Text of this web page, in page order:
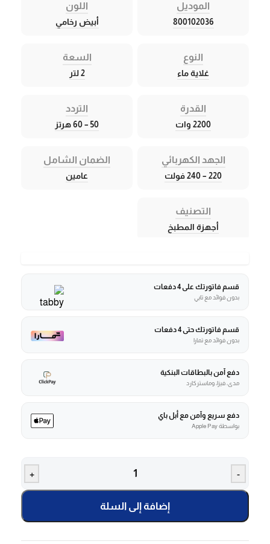
الموديل
800102036
اللون
أبيض رخامي
النوع
غلاية ماء
السعة
2 لتر
القدرة
2200 وات
التردد
50 – 60 هرتز
الجهد الكهربائي
220 – 240 فولت
الضمان الشامل
عامين
التصنيف
أجهزة المطبخ
قسم فاتورتك على 4 دفعات
بدون فوائد مع تابي
قسم فاتورتك حتى 4 دفعات
بدون فوائد مع تمارا
دفع آمن بالبطاقات البنكية
مدى، فيزا، وماستركارد
دفع سريع وآمن مع أبل باي
بواسطة Apple Pay
-
+
إضافة إلى السلة